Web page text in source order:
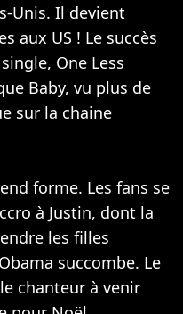
Unis. Il devient
aux US ! Le succès
One Less
Baby, vu plus de
sur la chaine
forme. Les fans se
à Justin, dont la
les filles
succombe. Le
chanteur à venir